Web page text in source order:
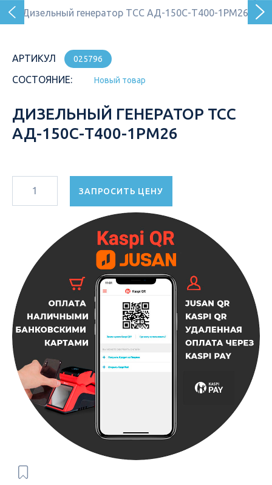
АРТИКУЛ 025796
СОСТОЯНИЕ: Новый товар
ДИЗЕЛЬНЫЙ ГЕНЕРАТОР ТСС
АД-150С-Т400-1РМ26
ЗАПРОСИТЬ ЦЕНУ